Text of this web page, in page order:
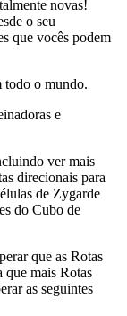
novas!
o seu
que vocês podem
todo o mundo.
e
ver mais
direcionais para
de Zygarde
do Cubo de
que as Rotas
que mais Rotas
as seguintes